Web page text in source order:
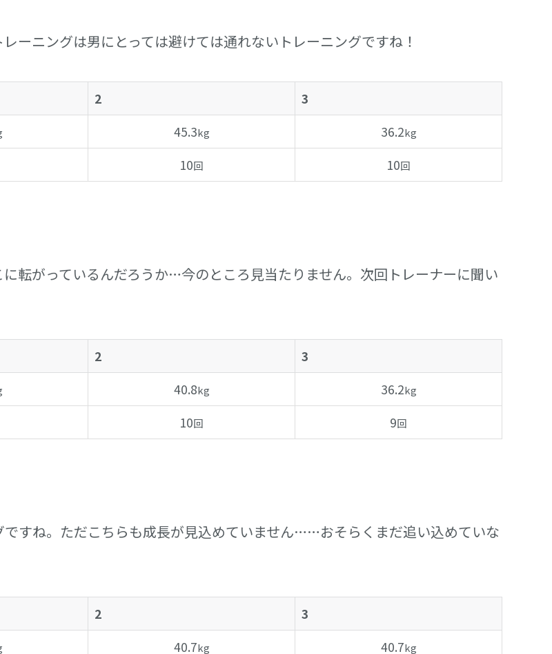
ーニングは男にとっては避けては通れないトレーニングですね！
2
3
45.3kg 36.2kg
10回 10回
転がっているんだろうか…今のところ見当たりません。次回トレーナーに聞い
2
3
40.8kg 36.2kg
10回 9回
すね。ただこちらも成長が見込めていません……おそらくまだ追い込めていな
2
3
40.7kg 40.7kg